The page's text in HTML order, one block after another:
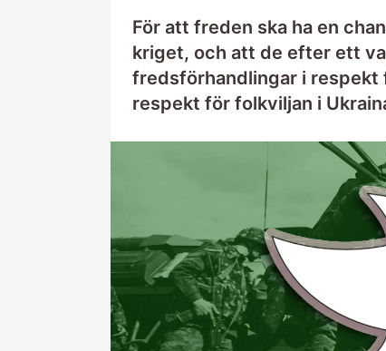
För att freden ska ha en
kriget, och att de efter ett
fredsförhandlingar i respekt
respekt för folkviljan i